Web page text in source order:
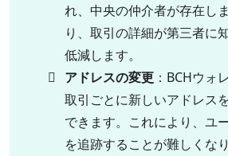
れ、中央の仲介者が存在し
り、取引の詳細が第三者に
低減します。
アドレスの変更：BCHウォ
取引ごとに新しいアドレス
できます。これにより、ユ
を追跡することが難しくなり